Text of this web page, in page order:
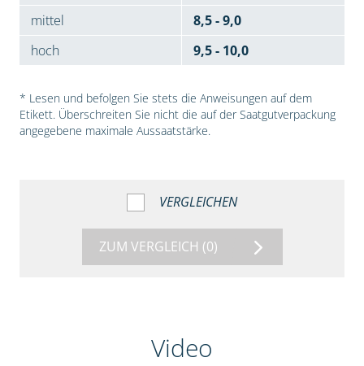
mittel
8,5 - 9,0
hoch
9,5 - 10,0
* Lesen und befolgen Sie stets die Anweisungen auf dem
Etikett. Überschreiten Sie nicht die auf der Saatgutverpackung
angegebene maximale Aussaatstärke.
VERGLEICHEN
ZUM VERGLEICH (0)
Video